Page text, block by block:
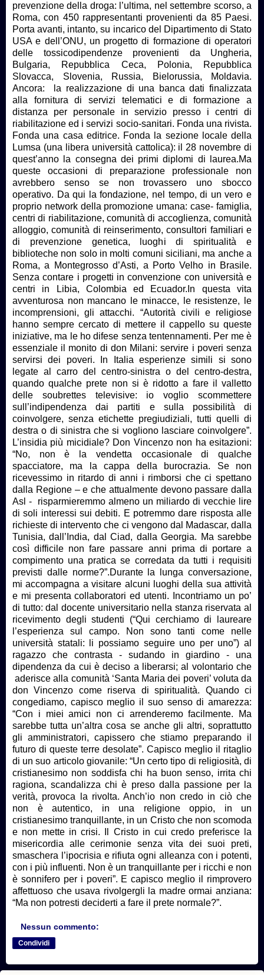
prevenzione della droga: l’ultima, nel settembre scorso, a
Roma, con 450 rappresentanti provenienti da 85 Paesi.
Porta avanti, intanto, su incarico del Dipartimento di Stato
USA e dell’ONU, un progetto di formazione di operatori
delle tossicodipendenze provenienti da Ungheria,
Bulgaria, Repubblica Ceca, Polonia, Repubblica
Slovacca, Slovenia, Russia, Bielorussia, Moldavia.
Ancora: la realizzazione di una banca dati finalizzata
alla fornitura di servizi telematici e di formazione a
distanza per personale in servizio presso i centri di
riabilitazione ed i servizi socio-sanitari. Fonda una rivista.
Fonda una casa editrice. Fonda la sezione locale della
Lumsa (una libera università cattolica): il 28 novembre di
quest’anno la consegna dei primi diplomi di laurea.Ma
queste occasioni di preparazione professionale non
avrebbero senso se non trovassero uno sbocco
operativo. Da qui la fondazione, nel tempo, di un vero e
proprio network della promozione umana: case- famiglia,
centri di riabilitazione, comunità di accoglienza, comunità
alloggio, comunità di reinserimento, consultori familiari e
di prevenzione genetica, luoghi di spiritualità e
biblioteche non solo in molti comuni siciliani, ma anche a
Roma, a Montegrosso d’Asti, a Porto Velho in Brasile.
Senza contare i progetti in convenzione con università e
centri in Libia, Colombia ed Ecuador.In questa vita
avventurosa non mancano le minacce, le resistenze, le
incomprensioni, gli attacchi. “Autorità civili e religiose
hanno sempre cercato di mettere il cappello su queste
iniziative, ma le ho difese senza tentennamenti. Per me è
essenziale il monito di don Milani: servire i poveri senza
servirsi dei poveri. In Italia esperienze simili si sono
legate al carro del centro-sinistra o del centro-destra,
quando qualche prete non si è ridotto a fare il valletto
delle soubrettes televisive: io voglio scommettere
sull’indipendenza dai partiti e sulla possibilità di
coinvolgere, senza etichette pregiudiziali, tutti quelli di
destra o di sinistra che si vogliono lasciare coinvolgere”.
L’insidia più micidiale? Don Vincenzo non ha esitazioni:
“No, non è la vendetta occasionale di qualche
spacciatore, ma la cappa della burocrazia. Se non
ricevessimo in ritardo di anni i rimborsi che ci spettano
dalla Regione – e che attualmente devono passare dalla
Asl - risparmieremmo almeno un miliardo di vecchie lire
di soli interessi sui debiti. E potremmo dare risposta alle
richieste di intervento che ci vengono dal Madascar, dalla
Tunisia, dall’India, dal Ciad, dalla Georgia. Ma sarebbe
così difficile non fare passare anni prima di portare a
compimento una pratica se corredata da tutti i requisiti
previsti dalle norme?”.Durante la lunga conversazione,
mi accompagna a visitare alcuni luoghi della sua attività
e mi presenta collaboratori ed utenti. Incontriamo un po’
di tutto: dal docente universitario nella stanza riservata al
ricevimento degli studenti (“Qui cerchiamo di laureare
l’esperienza sul campo. Non sono tanti come nelle
università statali: li possiamo seguire uno per uno”) al
ragazzo che contrasta - sudando in giardino - una
dipendenza da cui è deciso a liberarsi; al volontario che
aderisce alla comunità ‘Santa Maria dei poveri’ voluta da
don Vincenzo come riserva di spiritualità. Quando ci
congediamo, capisco meglio il suo senso di amarezza:
“Con i miei amici non ci arrenderemo facilmente. Ma
sarebbe tutta un’altra cosa se anche gli altri, soprattutto
gli amministratori, capissero che stiamo preparando il
futuro di queste terre desolate”. Capisco meglio il ritaglio
di un suo articolo giovanile: “Un certo tipo di religiosità, di
cristianesimo non soddisfa chi ha buon senso, irrita chi
ragiona, scandalizza chi è preso dalla passione per la
verità, provoca la rivolta. Anch’io non credo in ciò che
non è autentico, in una religione oppio, in un
cristianesimo tranquillante, in un Cristo che non scomoda
e non mette in crisi. Il Cristo in cui credo preferisce la
misericordia alle cerimonie senza vita dei suoi preti,
smaschera l’ipocrisia e rifiuta ogni alleanza con i potenti,
con i più influenti. Non è un tranquillante per i ricchi e non
è sonnifero per i poveri”. E capisco meglio il rimprovero
affettuoso che usava rivolgergli la madre ormai anziana:
“Ma non potresti deciderti a fare il prete normale?”.
Nessun commento:
Condividi